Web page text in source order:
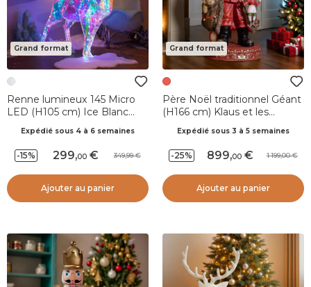
Grand format
Renne lumineux 145 Micro
LED (H105 cm) Ice Blanc
Expédié sous 4 à 6 semaines
-15% 299,00 349,99
Ajouter au panier
Grand format
Père Noël traditionnel Géant
(H166 cm) Klaus et les
Expédié sous 3 à 5 semaines
-25% 899,00 1 199,00
Ajouter au panier